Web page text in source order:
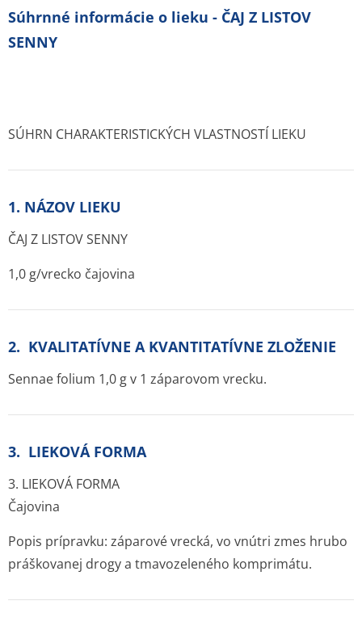
Súhrnné informácie o lieku - ČAJ Z LISTOV
SENNY
SÚHRN CHARAKTERISTICKÝCH VLASTNOSTÍ LIEKU
1. NÁZOV LIEKU
ČAJ Z LISTOV SENNY
1,0 g/vrecko čajovina
2. KVALITATÍVNE A KVANTITATÍVNE ZLOŽENIE
Sennae folium 1,0 g v 1 záparovom vrecku.
3. LIEKOVÁ FORMA
3. LIEKOVÁ FORMA
Čajovina
Popis prípravku: záparové vrecká, vo vnútri zmes hrubo
práškovanej drogy a tmavozeleného komprimátu.